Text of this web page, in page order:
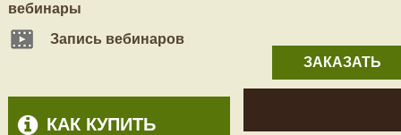
вебинары
Запись вебинаров
КАК КУПИТЬ
ЗАКАЗАТЬ